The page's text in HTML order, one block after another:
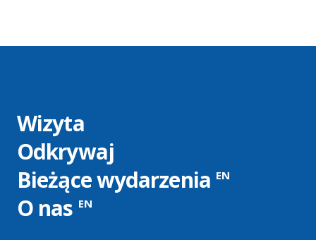
Wizyta
Odkrywaj
Bieżące wydarzenia EN
O nas EN